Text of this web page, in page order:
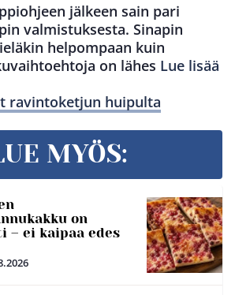
jälkeen sain pari
valmistuksesta. Sinapin
helpompaan kuin
on lähes Lue lisää
ravintoketjun huipulta
MYÖS:
on
– ei kaipaa edes